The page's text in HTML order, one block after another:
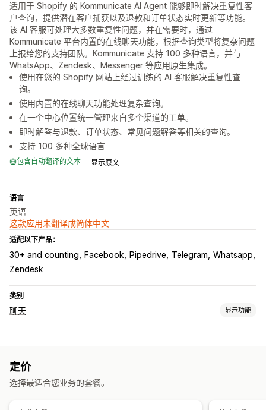
适用于 Shopify 的 Kommunicate AI Agent 能够即时解决重复性客
户查询，提供潜在客户捕获以及退款和订单状态实时更新等功能。
该 AI 客服可处理大多数重复性问题，并在需要时，通过
Kommunicate 平台内置的在线聊天功能，根据查询类型将复杂问题
上报给您的支持团队。Kommunicate 支持 100 多种语言，并与
WhatsApp、Zendesk、Messenger 等应用原生集成。
使用在您的 Shopify 网站上经过训练的 AI 客服解决重复性查
询。
使用内置的在线聊天功能处理复杂查询。
在一个中心位置统一管理来自多个渠道的工单。
即时解答与退款、订单状态、常见问题解答等相关的查询。
支持 100 多种全球语言
包含自动翻译的文本 显示原文
语言
英语
这款应用未翻译成简体中文
适配以下产品：
30+ and counting Facebook Pipedrive Telegram Whatsapp
Zendesk
类别
聊天 显示功能
定价
选择最适合您业务的套餐。